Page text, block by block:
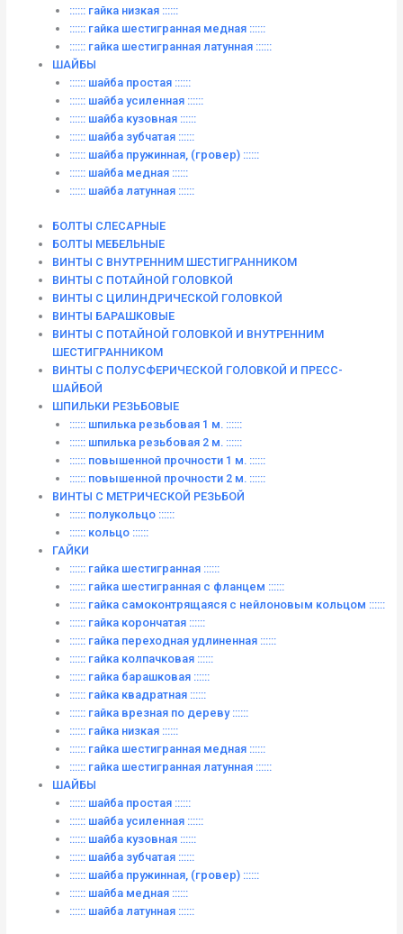
:::::: гайка низкая ::::::
:::::: гайка шестигранная медная ::::::
:::::: гайка шестигранная латунная ::::::
ШАЙБЫ
:::::: шайба простая ::::::
:::::: шайба усиленная ::::::
:::::: шайба кузовная ::::::
:::::: шайба зубчатая ::::::
:::::: шайба пружинная, (гровер) ::::::
:::::: шайба медная ::::::
:::::: шайба латунная ::::::
БОЛТЫ СЛЕСАРНЫЕ
БОЛТЫ МЕБЕЛЬНЫЕ
ВИНТЫ С ВНУТРЕННИМ ШЕСТИГРАННИКОМ
ВИНТЫ С ПОТАЙНОЙ ГОЛОВКОЙ
ВИНТЫ С ЦИЛИНДРИЧЕСКОЙ ГОЛОВКОЙ
ВИНТЫ БАРАШКОВЫЕ
ВИНТЫ С ПОТАЙНОЙ ГОЛОВКОЙ И ВНУТРЕННИМ
ШЕСТИГРАННИКОМ
ВИНТЫ С ПОЛУСФЕРИЧЕСКОЙ ГОЛОВКОЙ И ПРЕСС-
ШАЙБОЙ
ШПИЛЬКИ РЕЗЬБОВЫЕ
:::::: шпилька резьбовая 1 м. ::::::
:::::: шпилька резьбовая 2 м. ::::::
:::::: повышенной прочности 1 м. ::::::
:::::: повышенной прочности 2 м. ::::::
ВИНТЫ C МЕТРИЧЕСКОЙ РЕЗЬБОЙ
:::::: полукольцо ::::::
:::::: кольцо ::::::
ГАЙКИ
:::::: гайка шестигранная ::::::
:::::: гайка шестигранная с фланцем ::::::
:::::: гайка самоконтрящаяся с нейлоновым кольцом ::::::
:::::: гайка корончатая ::::::
:::::: гайка переходная удлиненная ::::::
:::::: гайка колпачковая ::::::
:::::: гайка барашковая ::::::
:::::: гайка квадратная ::::::
:::::: гайка врезная по дереву ::::::
:::::: гайка низкая ::::::
:::::: гайка шестигранная медная ::::::
:::::: гайка шестигранная латунная ::::::
ШАЙБЫ
:::::: шайба простая ::::::
:::::: шайба усиленная ::::::
:::::: шайба кузовная ::::::
:::::: шайба зубчатая ::::::
:::::: шайба пружинная, (гровер) ::::::
:::::: шайба медная ::::::
:::::: шайба латунная ::::::